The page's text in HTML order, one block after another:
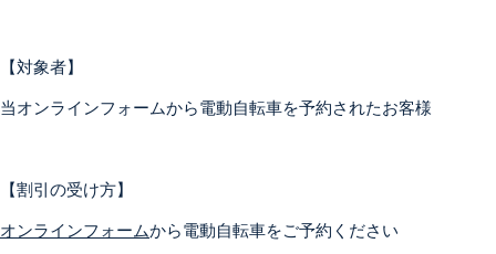
【対象者】
当オンラインフォームから電動自転車を予約されたお客様
【割引の受け方】
オンラインフォームから電動自転車をご予約ください